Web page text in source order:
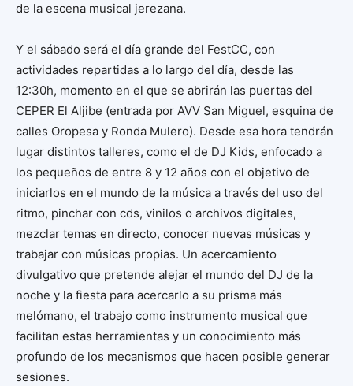
de la escena musical jerezana.
Y el sábado será el día grande del FestCC, con
actividades repartidas a lo largo del día, desde las
12:30h, momento en el que se abrirán las puertas del
CEPER El Aljibe (entrada por AVV San Miguel, esquina de
calles Oropesa y Ronda Mulero). Desde esa hora tendrán
lugar distintos talleres, como el de DJ Kids, enfocado a
los pequeños de entre 8 y 12 años con el objetivo de
iniciarlos en el mundo de la música a través del uso del
ritmo, pinchar con cds, vinilos o archivos digitales,
mezclar temas en directo, conocer nuevas músicas y
trabajar con músicas propias. Un acercamiento
divulgativo que pretende alejar el mundo del DJ de la
noche y la fiesta para acercarlo a su prisma más
melómano, el trabajo como instrumento musical que
facilitan estas herramientas y un conocimiento más
profundo de los mecanismos que hacen posible generar
sesiones.